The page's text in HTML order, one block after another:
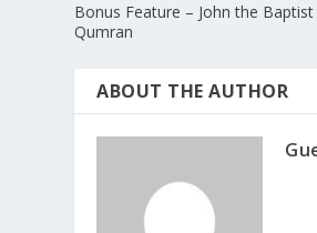
Bonus Feature – John the
Qumran
ABOUT THE AUTHOR